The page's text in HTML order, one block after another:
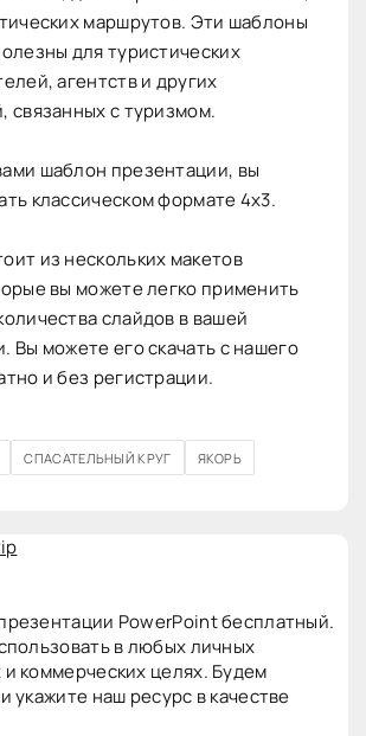
маршрутов. Эти шаблоны
для туристических
агентств и других
связанных с туризмом.
шаблон презентации, вы
классическом формате 4х3.
из нескольких макетов
вы можете легко применить
слайдов в вашей
Вы можете его скачать с нашего
и без регистрации.
СПАСАТЕЛЬНЫЙ КРУГ ЯКОРЬ
PowerPoint бесплатный.
в любых личных
коммерческих целях. Будем
укажите наш ресурс в качестве